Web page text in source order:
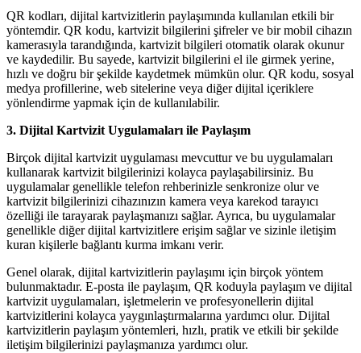
QR kodları, dijital kartvizitlerin paylaşımında kullanılan etkili bir
yöntemdir. QR kodu, kartvizit bilgilerini şifreler ve bir mobil cihazın
kamerasıyla tarandığında, kartvizit bilgileri otomatik olarak okunur
ve kaydedilir. Bu sayede, kartvizit bilgilerini el ile girmek yerine,
hızlı ve doğru bir şekilde kaydetmek mümkün olur. QR kodu, sosyal
medya profillerine, web sitelerine veya diğer dijital içeriklere
yönlendirme yapmak için de kullanılabilir.
3. Dijital Kartvizit Uygulamaları ile Paylaşım
Birçok dijital kartvizit uygulaması mevcuttur ve bu uygulamaları
kullanarak kartvizit bilgilerinizi kolayca paylaşabilirsiniz. Bu
uygulamalar genellikle telefon rehberinizle senkronize olur ve
kartvizit bilgilerinizi cihazınızın kamera veya karekod tarayıcı
özelliği ile tarayarak paylaşmanızı sağlar. Ayrıca, bu uygulamalar
genellikle diğer dijital kartvizitlere erişim sağlar ve sizinle iletişim
kuran kişilerle bağlantı kurma imkanı verir.
Genel olarak, dijital kartvizitlerin paylaşımı için birçok yöntem
bulunmaktadır. E-posta ile paylaşım, QR koduyla paylaşım ve dijital
kartvizit uygulamaları, işletmelerin ve profesyonellerin dijital
kartvizitlerini kolayca yaygınlaştırmalarına yardımcı olur. Dijital
kartvizitlerin paylaşım yöntemleri, hızlı, pratik ve etkili bir şekilde
iletişim bilgilerinizi paylaşmanıza yardımcı olur.